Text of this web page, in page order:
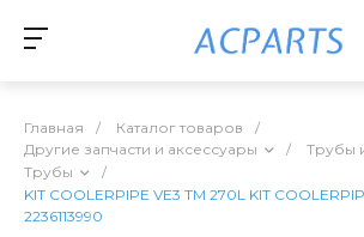
Главная / Каталог товаров
/
Другие запчасти и аксессуары
/ Трубы
Трубы
/
KIT COOLERPIPE VE3 TM 270L KIT
2236113990